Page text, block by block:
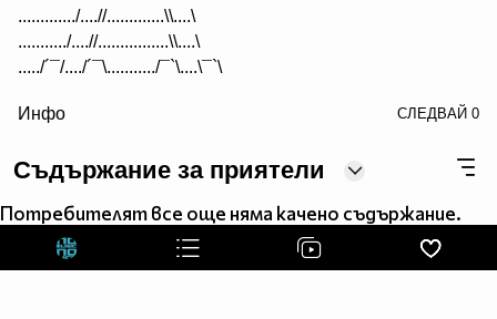
............./....//.............\\....\
.........../....//................\\....\
...../´¯/..../´¯\.........../¯`\....\¯`\
(.(....(....(..../.)..)..(..(.\....)....)....)....)
..\................. /........\................../
......\.............\.........../............./
Инфо СЛЕДВАЙ 0
Съдържание за приятели
Потребителят все още няма качено съдържание.